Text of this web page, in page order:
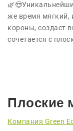
же время мягкий,
короны, создаст
сочетается с
Плоские
Компания Green